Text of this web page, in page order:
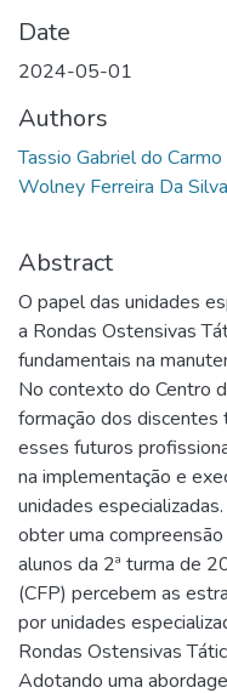
Date
2024-05-01
Authors
Tassio Gabriel do
Wolney Ferreira Da Silva
Abstract
O papel das unidades
a Rondas Ostensivas
fundamentais na
No contexto do Centro
formação dos discentes
esses futuros
na implementação e
unidades
obter uma
alunos da 2ª turma de
(CFP) percebem as
por unidades
Rondas Ostensivas
Adotando uma